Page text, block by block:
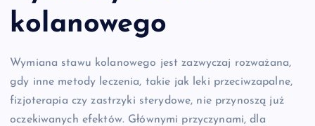
kolanowego
Wymiana stawu kolanowego jest zazwyczaj rozważana,
gdy inne metody leczenia, takie jak leki przeciwzapalne,
fizjoterapia czy zastrzyki sterydowe, nie przynoszą już
oczekiwanych efektów. Głównymi przyczynami, dla